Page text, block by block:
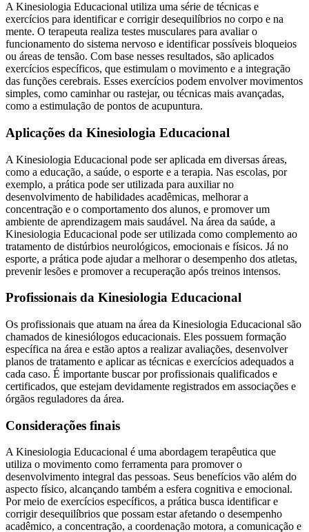
A Kinesiologia Educacional utiliza uma série de técnicas e
exercícios para identificar e corrigir desequilíbrios no corpo e na
mente. O terapeuta realiza testes musculares para avaliar o
funcionamento do sistema nervoso e identificar possíveis bloqueios
ou áreas de tensão. Com base nesses resultados, são aplicados
exercícios específicos, que estimulam o movimento e a integração
das funções cerebrais. Esses exercícios podem envolver movimentos
simples, como caminhar ou rastejar, ou técnicas mais avançadas,
como a estimulação de pontos de acupuntura.
Aplicações da Kinesiologia Educacional
A Kinesiologia Educacional pode ser aplicada em diversas áreas,
como a educação, a saúde, o esporte e a terapia. Nas escolas, por
exemplo, a prática pode ser utilizada para auxiliar no
desenvolvimento de habilidades acadêmicas, melhorar a
concentração e o comportamento dos alunos, e promover um
ambiente de aprendizagem mais saudável. Na área da saúde, a
Kinesiologia Educacional pode ser utilizada como complemento ao
tratamento de distúrbios neurológicos, emocionais e físicos. Já no
esporte, a prática pode ajudar a melhorar o desempenho dos atletas,
prevenir lesões e promover a recuperação após treinos intensos.
Profissionais da Kinesiologia Educacional
Os profissionais que atuam na área da Kinesiologia Educacional são
chamados de kinesiólogos educacionais. Eles possuem formação
específica na área e estão aptos a realizar avaliações, desenvolver
planos de tratamento e aplicar as técnicas e exercícios adequados a
cada caso. É importante buscar por profissionais qualificados e
certificados, que estejam devidamente registrados em associações e
órgãos reguladores da área.
Considerações finais
A Kinesiologia Educacional é uma abordagem terapêutica que
utiliza o movimento como ferramenta para promover o
desenvolvimento integral das pessoas. Seus benefícios vão além do
aspecto físico, alcançando também a esfera cognitiva e emocional.
Por meio de exercícios específicos, a prática busca identificar e
corrigir desequilíbrios que possam estar afetando o desempenho
acadêmico, a concentração, a coordenação motora, a comunicação e